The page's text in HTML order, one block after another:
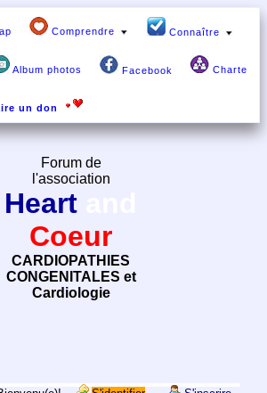
Comprendre Connaître
Album photos Facebook Charte
un don
Forum de
l'association
Heart
Coeur
CARDIOPATHIES
CONGENITALES et
Cardiologie